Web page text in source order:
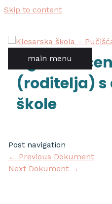
Skip to content
main menu
ugovor
(roditelja) s
škole
Post navigation
← Previous Dokument
Next Dokument →